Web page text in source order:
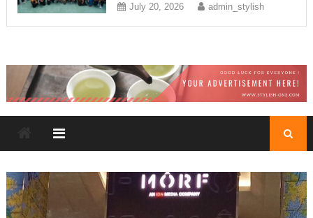
July 20, 2026 admin_stylish